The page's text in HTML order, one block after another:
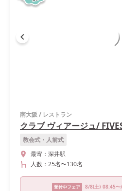
南大阪 / レストラン
クラブ ヴィアージュ/
教会式・人前式
最寄： 深井駅
人数： 25名〜130名
受付中フェア 8/8(土) 08:45〜/